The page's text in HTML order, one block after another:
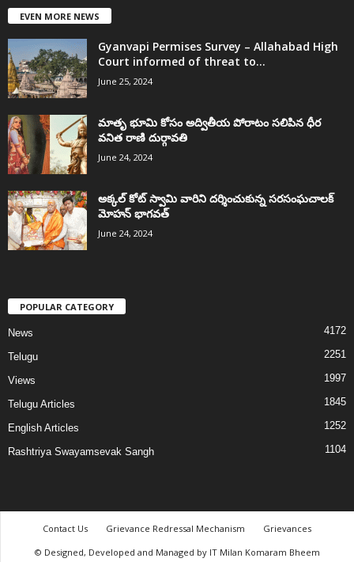
EVEN MORE NEWS
Gyanvapi Permises Survey – Allahabad High
Court informed of threat to...
June 25, 2024
మాతృ భూమి కోసం అద్వితీయ పోరాటం సలిపిన ధీర
వనిత రాణి దుర్గావతి
June 24, 2024
అక్కల్‌ కోట్‌ స్వామి వారిని దర్శించుకున్న సరసంఘచాలక్
మోహన్ భాగవత్
June 24, 2024
POPULAR CATEGORY
News 4172
Telugu 2251
Views 1997
Telugu Articles 1845
English Articles 1252
Rashtriya Swayamsevak Sangh 1104
Contact Us Grievance Redressal Mechanism
Grievances
© Designed, Developed and Managed by IT Milan Komaram Bheem